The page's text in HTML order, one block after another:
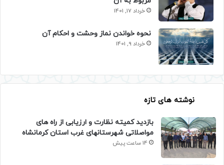
خرداد 17, 1401
نحوه خواندن نماز وحشت و احکام آن
خرداد 9, 1401
نوشته های تازه
بازدید کمیته نظارت و ارزیابی از راه های
مواصلاتی شهرستانهای غرب استان کرمانشاه
14 ساعت پیش